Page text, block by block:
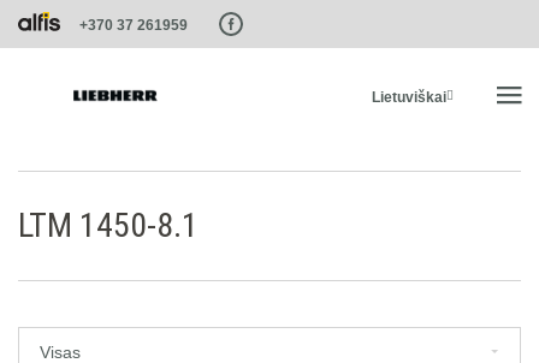
Paste this code as high in the of the page as possible:
+370 37 261959
Lietuviškai
PASLAUGOS IR SPRENDIMAI
LTM 1450-8.1
Visas